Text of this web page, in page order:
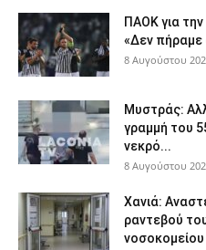
ΠΑΟΚ για
«Δεν
8 Αυγούστου
Μυστράς:
γραμμή του
νεκρό...
8 Αυγούστου
Χανιά:
ραντεβού